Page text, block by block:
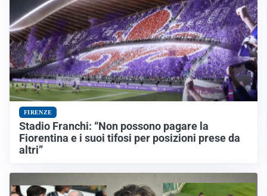
FIRENZE
Stadio Franchi: “Non possono pagare la
Fiorentina e i suoi tifosi per posizioni prese da
altri”